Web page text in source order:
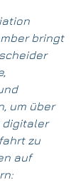
bringt
um über
digitaler
zu
auf